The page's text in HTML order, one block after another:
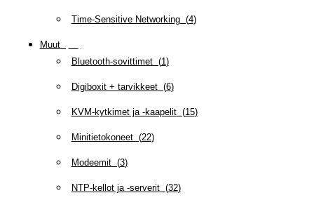
Time-Sensitive Networking(4)
Muut(
Bluetooth-sovittimet(1 )
Digiboxit + tarvikkeet(6)
KVM-kytkimet ja -kaapelit(15)
Minitietokoneet(22)
Modeemit(3)
NTP-kellot ja -serverit(32)